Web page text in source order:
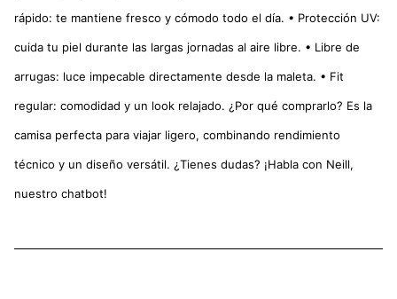
rápido: te mantiene fresco y cómodo todo el día. • Protección UV:
cuida tu piel durante las largas jornadas al aire libre. • Libre de
arrugas: luce impecable directamente desde la maleta. • Fit
regular: comodidad y un look relajado. ¿Por qué comprarlo? Es la
camisa perfecta para viajar ligero, combinando rendimiento
técnico y un diseño versátil. ¿Tienes dudas? ¡Habla con Neill,
nuestro chatbot!